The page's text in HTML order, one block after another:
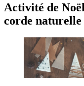
Activité de
corde naturelle